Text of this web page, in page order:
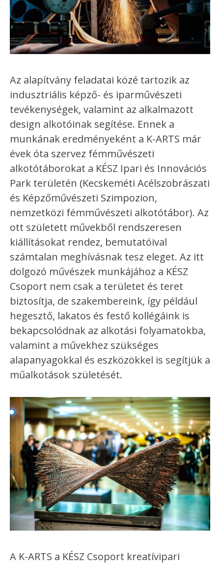
Az alapítvány feladatai közé tartozik az
indusztriális képző- és iparművészeti
tevékenységek, valamint az alkalmazott
design alkotóinak segítése. Ennek a
munkának eredményeként a K-ARTS már
évek óta szervez fémművészeti
alkotótáborokat a KÉSZ Ipari és Innovációs
Park területén (Kecskeméti Acélszobrászati
és Képzőművészeti Szimpozion,
nemzetközi fémművészeti alkotótábor). Az
ott született művekből rendszeresen
kiállításokat rendez, bemutatóival
számtalan meghívásnak tesz eleget. Az itt
dolgozó művészek munkájához a KÉSZ
Csoport nem csak a területet és teret
biztosítja, de szakembereink, így például
hegesztő, lakatos és festő kollégáink is
bekapcsolódnak az alkotási folyamatokba,
valamint a művekhez szükséges
alapanyagokkal és eszközökkel is segítjük a
műalkotások születését.
A K-ARTS a KÉSZ Csoport kreatívipari